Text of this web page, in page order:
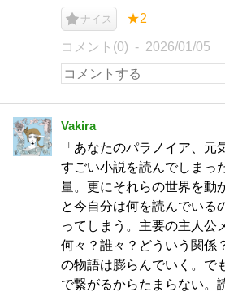
ナイス ★2
コメント(0) 2026/01/05
Vakira
「あなたのパラノイア、
すごい小説を読んでしまっ
量。更にそれらの世界を動
と今自分は何を読んでいる
ってしまう。主要の主人公
何々？誰々？どういう関係
の物語は膨らんでいく。で
で繋がるからたまらない。